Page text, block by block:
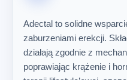
Adectal to solidne
zaburzeniami erekcji.
działają zgodnie z
poprawiając krążenie i
zł